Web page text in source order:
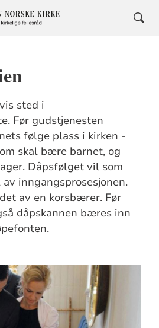
sted i
Før gudstjenesten
følge plass i kirken -
skal bære barnet, og
Dåpsfølget vil som
inngangsprosesjonen.
av en korsbærer. Før
dåpskannen bæres inn